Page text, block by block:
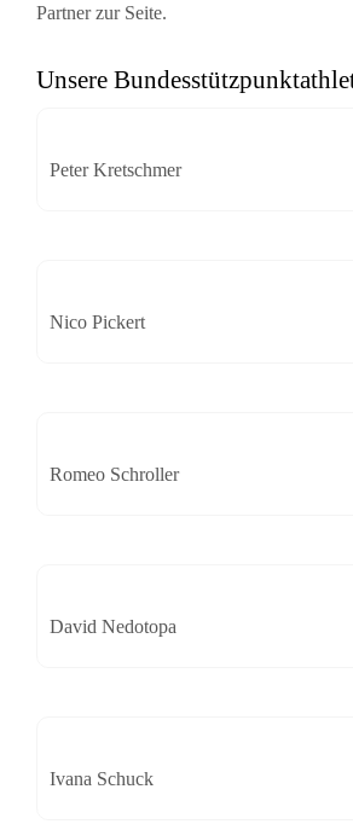
Partner zur Seite.
Unsere
Peter Kretschmer
Nico Pickert
Romeo Schroller
David Nedotopa
Ivana Schuck